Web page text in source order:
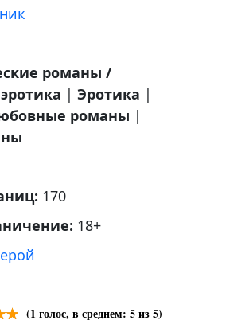
романы /
| Эротика |
романы |
170
18+
(1 голос, в среднем: 5из 5)